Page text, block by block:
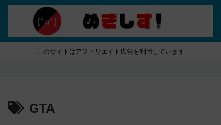
このサイトはアフィリエイト広告を利用しています
GTA